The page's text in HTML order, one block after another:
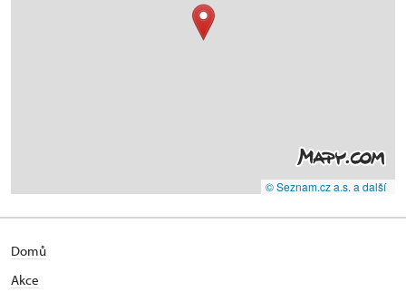
© Seznam.cz a.s. a další
Domů
Akce